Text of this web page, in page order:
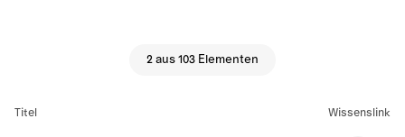
2 aus 103 Elementen
Titel Wissenslink